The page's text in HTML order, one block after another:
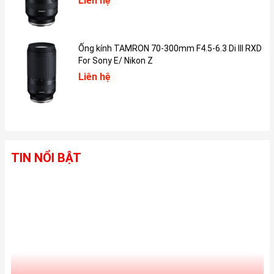
chỉnh tốc độ làm mới từ 10Hz đến 120Hz, mang lại hiệu suất
tổng thể và hình ảnh động mượt mà hơn.
Ống kính TAMRON 70-300mm F4.5-6.3 Di III RXD
For Sony E/ Nikon Z
Liên hệ
TIN NỔI BẬT